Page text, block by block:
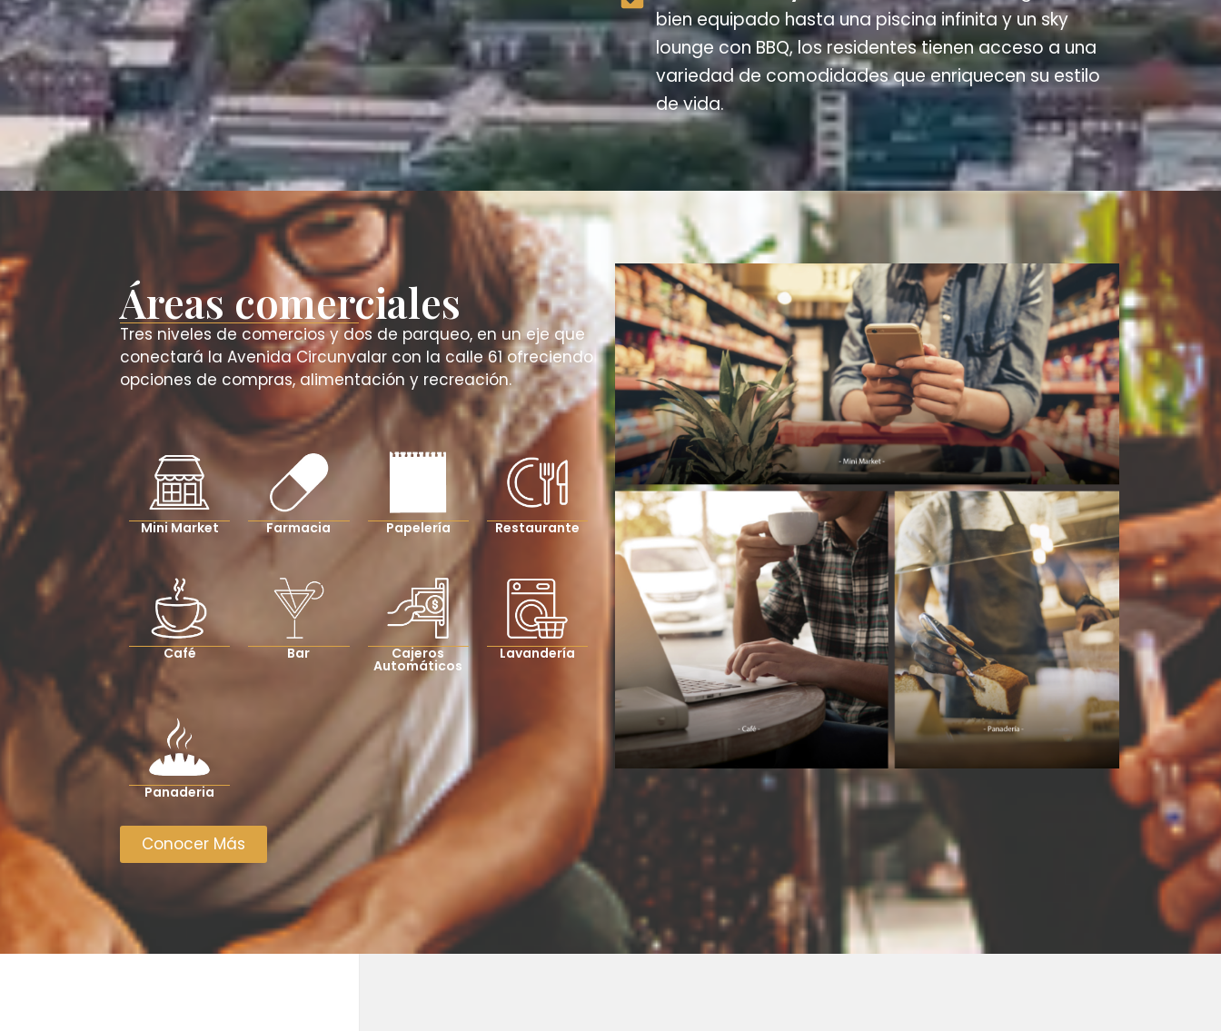
bien equipado hasta una piscina infinita y un sky
lounge con BBQ, los residentes tienen acceso a una
variedad de comodidades que enriquecen su estilo
de vida.
Áreas comerciales
Tres niveles de comercios y dos de parqueo, en un eje que
conectará la Avenida Circunvalar con la calle 61 ofreciendo
opciones de compras, alimentación y recreación.
Mini Market Farmacia Papelería Restaurante
Café Bar Cajeros
Automáticos
Lavandería
Panaderia
Conocer Más